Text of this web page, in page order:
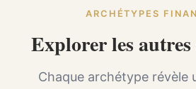
ARCHÉTYPES
Explorer les autres
Chaque archétype révèle